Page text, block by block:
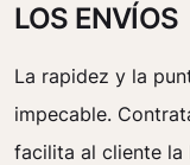
LOS ENVÍOS
La rapidez y la
impecable.
facilita al cliente la